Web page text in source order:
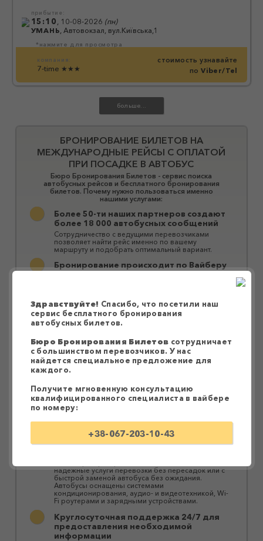
*нажмите для просмотра
прибытие:
15:10 10-08-2026 (пн)
УМАНЬ Автовокзал, вул.Київська,1
компания:
7-time ★★★
стоимость узнавайте
поViber/Tel
БРОНИРОВАНИЕ БИЛЕТОВ НА
МЕЖДУНАРОДНЫЕ РЕЙСЫ С ОПЛАТОЙ
ПРИ ПОСАДКЕ В АВТОБУС
Бюро Бронирования Билетов - сервис поиска
автобусных рейсов и бесплатного бронирования
билетов. Почему нужно пользоваться именно
нашими услугами:
Более 50-ти наших партнеров создают
более 18 000 автобусных сообщений
Сотрудничество с ведущими перевозчиками
позволяет найти рейс именно по вашему
маршруту и ​​подобрать оптимальный вариант.
Бронирование происходит по Вайберу
информацию.
Забронировать билет можно на сайте,
заполнив форму под выбранным
Удобный интерфейс сайта позволяет быстро
найти необходимый рейс и осуществить
бронирование. Достаточно заполнить форму под
выбранным вариантом. Через несколько минут на
Вайбер придет сообщение с подтверждением и
Оплата водителю при посадке в
автобус
Перевозки осуществляются большими
надежные услуги перевозки без пересадок или с
быстрой заменой автобуса без ожидания.
Автобусы оснащены системами
кондиционирования, аудио- и видеотехникой, Wi-
Fi роутерами и зарядными устройствами.
Круглосуточная поддержка 24/7 для
предоставления необходимой
информации
Здравствуйте! Спасибо, что посетили наш
сервис бесплатного бронирования
автобусных билетов.
Бюро Бронирования Билетов сотрудничает
с большинством перевозчиков. У нас
найдется специальное предложение для
каждого.
Получите мгновенную консультацию
квалифицированного специалиста в вайбере
по номеру:
+38-067-203-10-43